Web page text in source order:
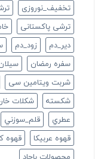
تخفیف_نوروزی
ترشی پاکستانی
دير_دم
زود_دم
سفره رمضان
شربت ویتامین سی
شكسته
شکلات
عطري
قلم_سوزني
قهوه عربیکا
قهوه